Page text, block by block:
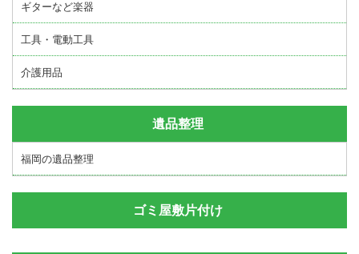
ギターなど楽器
工具・電動工具
介護用品
遺品整理
福岡の遺品整理
ゴミ屋敷片付け